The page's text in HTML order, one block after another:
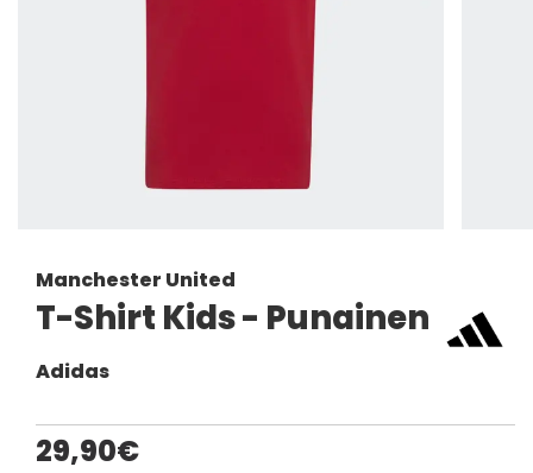
Manchester United
T-Shirt Kids - Punainen
Adidas
29,90€